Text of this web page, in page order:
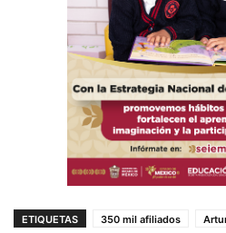
ETIQUETAS 350 mil afiliados